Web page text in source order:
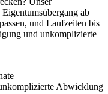
ab
und Laufzeiten bis
und unkomplizierte